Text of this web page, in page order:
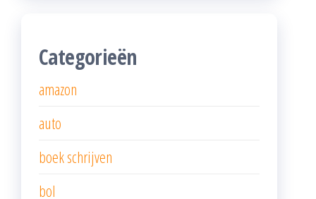
Categorieën
amazon
auto
boek schrijven
bol